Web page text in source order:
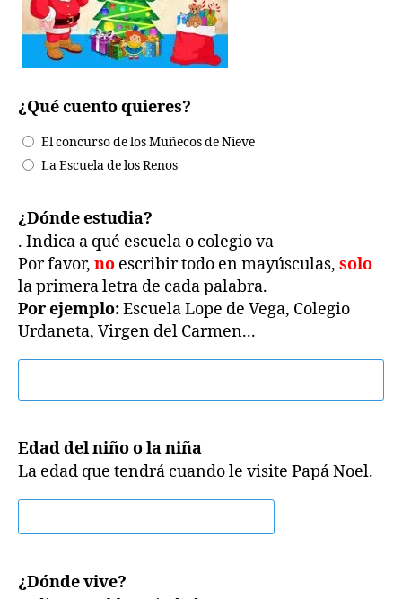
¿Qué cuento quieres?
El concurso de los Muñecos de Nieve
La Escuela de los Renos
¿Dónde estudia?
. Indica a qué escuela o colegio va
Por favor, no escribir todo en mayúsculas, solo
la primera letra de cada palabra.
Por ejemplo:Escuela Lope de Vega, Colegio
Urdaneta, Virgen del Carmen...
Edad del niño o la niña
La edad que tendrá cuando le visite Papá Noel.
¿Dónde vive?